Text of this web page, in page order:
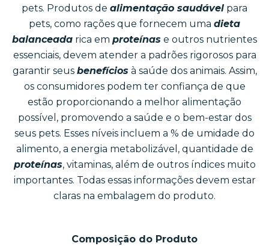
pets. Produtos de alimentação saudável para
pets, como rações que fornecem uma dieta
balanceada rica em proteínas e outros nutrientes
essenciais, devem atender a padrões rigorosos para
garantir seus benefícios à saúde dos animais. Assim,
os consumidores podem ter confiança de que
estão proporcionando a melhor alimentação
possível, promovendo a saúde e o bem-estar dos
seus pets. Esses níveis incluem a % de umidade do
alimento, a energia metabolizável, quantidade de
proteínas, vitaminas, além de outros índices muito
importantes. Todas essas informações devem estar
claras na embalagem do produto.
Composição do Produto